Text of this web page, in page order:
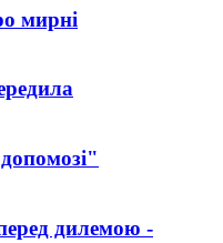
мирні
дилемою -